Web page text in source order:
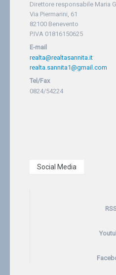
Direttore responsabile Maria
Via Piermarini, 61
82100 Benevento
P.IVA 01816150625
E-mail
realta@realtasannita.it
realta.sannita1@gmail.com
Tel/Fax
0824/54224
Social Media